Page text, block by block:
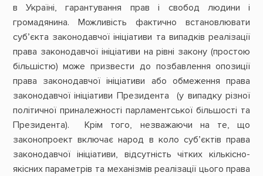
в Україні, гарантування прав і свобод людини і
громадянина. Можливість фактично встановлювати
суб’єкта законодавчої ініціативи та випадків реалізації
права законодавчої ініціативи на рівні закону (простою
більшістю) може призвести до позбавлення опозиції
права законодавчої ініціативи або обмеження права
законодавчої ініціативи Президента (у випадку різної
політичної приналежності парламентської більшості та
Президента). Крім того, незважаючи на те, що
законопроект включає народ в коло суб’єктів права
законодавчої ініціативи, відсутність чітких кількісно-
якісних параметрів та механізмів реалізації цього права